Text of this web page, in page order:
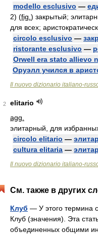
modello esclusivo —
2) (fig. ) закрытый;
для всех;
circolo esclusivo —
ristorante esclusivo —
Orwell era stato allievo
Оруэлл учился в
Il nuovo dizionario italiano-
2
elitario
agg.
элитарный, для
circolo elitario —
cultura elitaria —
Il nuovo dizionario italiano-
См. также в других
Клуб — У этого термина
Клуб (значения). Эта
объединенных общими